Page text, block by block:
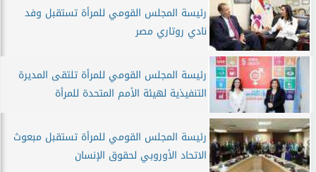
رئيسة المجلس القومي للمرأة تستقبل وفد
نادي روتاري مصر
رئيسة المجلس القومي للمرأة تلتقى المديرة
التنفيذية لهيئة الأمم المتحدة للمرأة
رئيسة المجلس القومي للمرأة تستقبل مبعوث
الاتحاد الأوروبي لحقوق الإنسان